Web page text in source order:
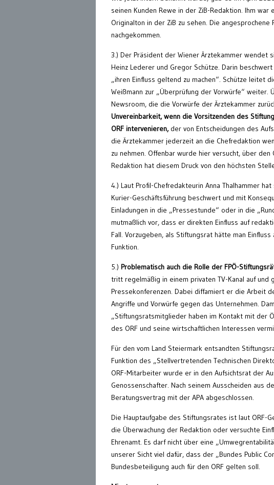
seinen Kunden Rewe in der ZiB-Redaktion. Ihm
Originalton in der ZiB zu sehen. Die
nachgekommen.
3.) Der Präsident der Wiener Ärztekammer wendet
Heinz Lederer und Gregor Schütze. Darin
„ihren Einfluss geltend zu machen“. Schütze leitet
Weißmann zur „Überprüfung der Vorwürfe“
Newsroom, die die Vorwürfe der Ärztekammer
Unvereinbarkeit, wenn die Vorsitzenden des
ORF intervenieren,der von Entscheidungen des
die Ärztekammer jederzeit an die Chefredaktion
zu nehmen. Offenbar wurde hier versucht, über
Redaktion hat diesem Druck von den höchsten
4.) Laut Profil-Chefredakteurin Anna Thalhammer
Kurier-Geschäftsführung beschwert und mit
Einladungen in die „Pressestunde“ oder in die
mutmaßlich vor, dass er direkten Einfluss auf
Fall. Vorzugeben, als Stiftungsrat hätte man
Funktion.
5.) Problematisch auch die Rolle der FPÖ-
tritt regelmäßig in einem privaten TV-Kanal auf
Pressekonferenzen. Dabei diffamiert er die Arbeit
Angriffe und Vorwürfe gegen das Unternehmen.
„Stiftungsratsmitglieder haben im Kontakt mit der
des ORF und seine wirtschaftlichen Interessen
Für den vom Land Steiermark entsandten
Funktion des „Stellvertretenden Technischen
ORF-Mitarbeiter wurde er in den Aufsichtsrat der
Genossenschafter. Nach seinem Ausscheiden aus
Beratungsvertrag mit der APA abgeschlossen.
Die Hauptaufgabe des Stiftungsrates ist laut ORF-
die Überwachung der Redaktion oder versuchte
Ehrenamt. Es darf nicht über eine
unserer Sicht viel dafür, dass der „Bundes Public
Bundesbeteiligung auch für den ORF gelten soll.